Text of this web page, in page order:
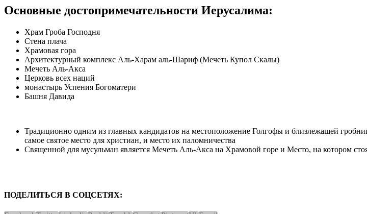
Основные достопримечательности Иерусалима:
Храм Гроба Господня
Стена плача
Храмовая гора
Архитектурный комплекс Аль-Харам аль-Шариф (Мечеть Купол Скалы)
Мечеть Аль-Акса
Церковь всех наций
монастырь Успения Богоматери
Башня Давида
Традиционно одним из главных кандидатов на местоположение Голгофы и близлежащей
самое святое место для христиан, и место их паломничества
Священной для мусульман является Мечеть Аль-Акса на Храмовой горе и Место, на котором
ПОДЕЛИТЬСЯ В СОЦСЕТЯХ: